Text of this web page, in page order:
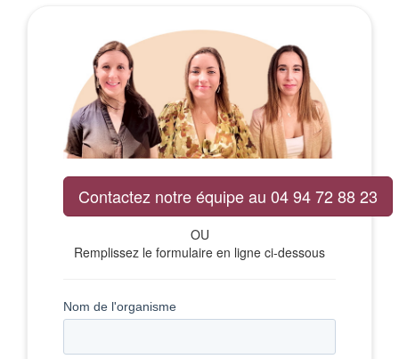
Contactez notre équipe au 04 94 72 88 23
OU
Remplissez le formulaire en ligne ci-dessous